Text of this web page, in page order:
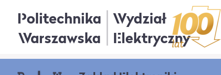
Politechnika
Warszawska
Wydział
Elektryczny